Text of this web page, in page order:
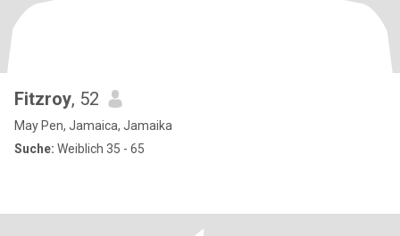
Fitzroy, 52
May Pen, Jamaica, Jamaika
Suche: Weiblich 35 - 65